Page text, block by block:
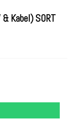
Kabel) SORT